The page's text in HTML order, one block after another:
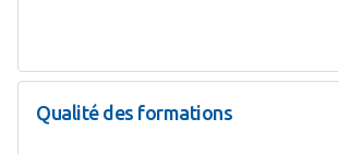
Qualité des formations